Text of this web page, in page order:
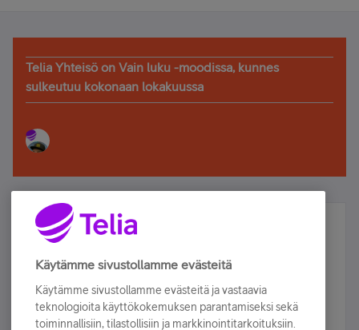
Telia Yhteisö on Vain luku -moodissa, kunnes
sulkeutuu kokonaan lokakuussa
Älä jää paitsi – osallistu ja voita!
Tilaa Telian uutiskirje ja olet mukana arvonnassa.
sähköpostiisi.
Käytämme sivustollamme evästeitä
Käytämme sivustollamme evästeitä ja vastaavia
teknologioita käyttökokemuksen parantamiseksi sekä
toiminnallisiin, tilastollisiin ja markkinointitarkoituksiin.